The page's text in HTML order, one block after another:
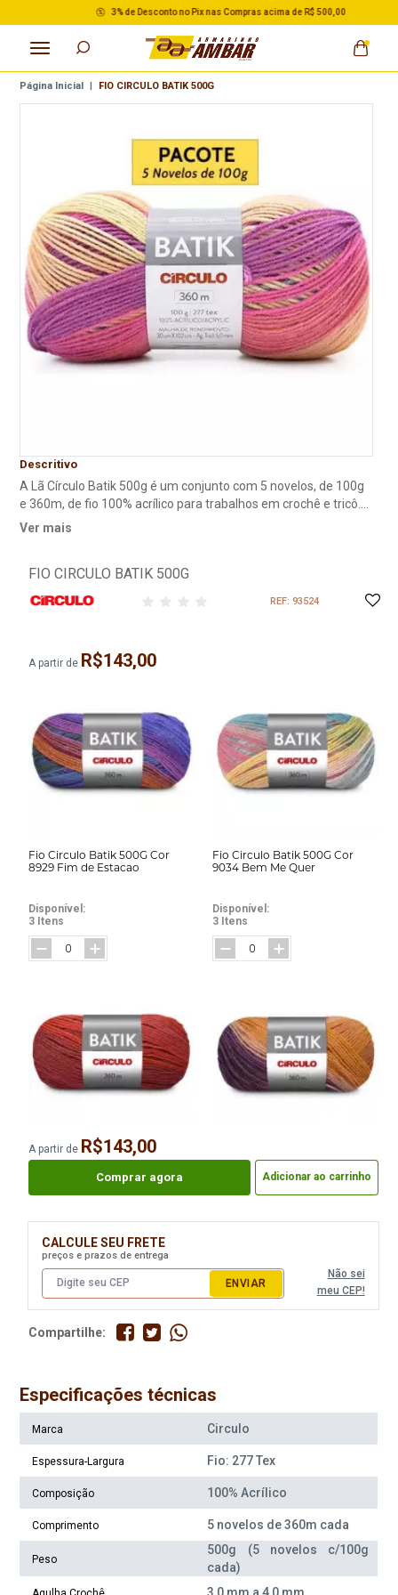
3% de Desconto no Pix nas Compras acima de R$ 500,00
Página Inicial | FIO CIRCULO BATIK 500G
Descritivo
A Lã Círculo Batik 500g é um conjunto com 5 novelos, de 100g
e 360m, de fio 100% acrílico para trabalhos em crochê e tricô.
Esse fio é inspirado na técnica Batik, um método de tingimento
resultando em efeitos de cores lindos e que harmonizam com
vários estilos.
Ver mais
FIO CIRCULO BATIK 500G
REF: 93524
A partir de R$143,00
Fio Circulo Batik 500G Cor
8929 Fim de Estacao
Disponível:
3 Itens
Fio Circulo Batik 500G Cor
9034 Bem Me Quer
Disponível:
3 Itens
Fio Circulo Batik 500G Cor
2 Itens
9062 Biquini
2 Itens
Fio Circulo Batik 500G Cor
9172 Amuleto
Disponível:
0 Itens
Fio Circulo Batik 500G Cor
Disponível:
6 Itens
A partir de R$143,00
Comprar agora Adicionar ao carrinho
CALCULE SEU FRETE
preços e prazos de entrega
ENVIAR
Não sei
meu CEP!
Compartilhe:
Especificações técnicas
Marca Circulo
Espessura-Largura Fio: 277 Tex
Composição 100% Acrílico
Comprimento 5 novelos de 360m cada
Peso
500g (5 novelos c/100g
cada)
3,0 mm a 4,0 mm